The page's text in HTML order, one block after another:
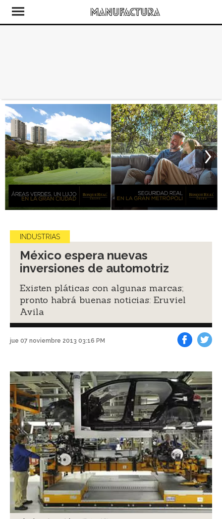
INDUSTRIAS
México espera nuevas
inversiones de automotriz
Existen pláticas con algunas marcas;
pronto habrá buenas noticias: Eruviel
Avila
jue 07 noviembre 2013 03:16 PM